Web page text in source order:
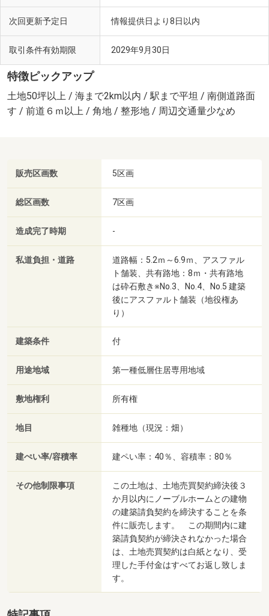
次回更新予定日 情報提供日より8日以内
取引条件有効期限 2029年9月30日
特徴ピックアップ
土地50坪以上 / 海まで2km以内 / 駅まで平坦 / 南側道路面
す / 前道６ｍ以上 / 角地 / 整形地 / 周辺交通量少なめ
販売区画数 5区画
総区画数 7区画
造成完了時期 -
私道負担・道路
道路幅：5.2ｍ～6.9ｍ、アスファル
ト舗装、共有路地：8ｍ・共有路地
は砕石敷き※No.3、No.4、No.5 建築
後にアスファルト舗装（地役権あ
り）
建築条件 付
用途地域 第一種低層住居専用地域
敷地権利 所有権
地目 雑種地（現況：畑）
建ぺい率/容積率 建ペい率：40％、容積率：80％
その他制限事項
この土地は、土地売買契約締決後３
か月以内にノーブルホームとの建物
の建築請負契約を締決することを条
件に販売します。 この期間内に建
築請負契約が締決されなかった場合
は、土地売買契約は白紙となり、受
理した手付金はすべてお返し致しま
す。